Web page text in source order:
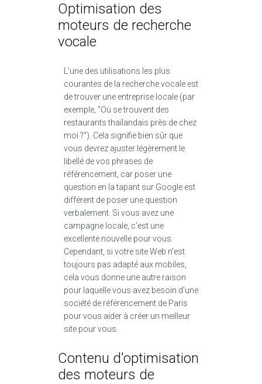
Optimisation des
moteurs de recherche
vocale
L'une des utilisations les plus
courantes de la recherche vocale est
de trouver une entreprise locale (par
exemple, "Où se trouvent des
restaurants thaïlandais près de chez
moi ?"). Cela signifie bien sûr que
vous devrez ajuster légèrement le
libellé de vos phrases de
référencement, car poser une
question en la tapant sur Google est
différent de poser une question
verbalement. Si vous avez une
campagne locale, c'est une
excellente nouvelle pour vous.
Cependant, si votre site Web n'est
toujours pas adapté aux mobiles,
cela vous donne une autre raison
pour laquelle vous avez besoin d'une
société de référencement de Paris
pour vous aider à créer un meilleur
site pour vous.
Contenu d'optimisation
des moteurs de